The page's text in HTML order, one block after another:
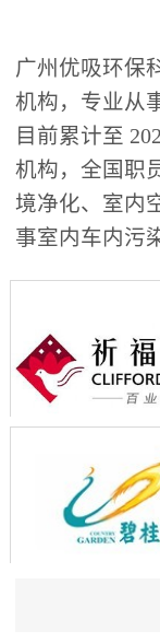
广州优吸环保
机构，专业从
目前累计至
机构，全国职
境净化、室内
事室内车内污